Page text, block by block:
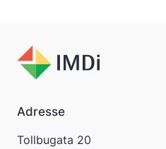
Adresse
Tollbugata 20